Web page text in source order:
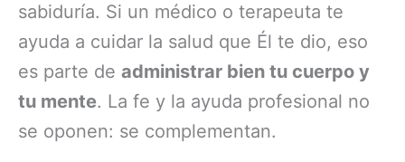
sabiduría. Si un médico o terapeuta te
ayuda a cuidar la salud que Él te dio, eso
es parte de administrar bien tu cuerpo y
tu mente. La fe y la ayuda profesional no
se oponen: se complementan.